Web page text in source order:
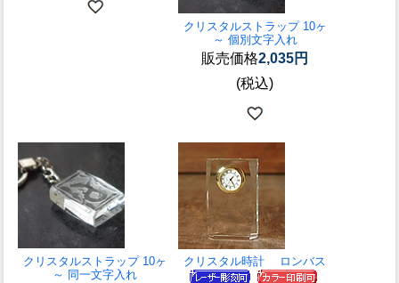
クリスタルストラップ 10ヶ
～ 個別文字入れ
販売価格2,035円
(税込)
クリスタルストラップ 10ヶ
～ 同一文字入れ
クリスタル時計 ロンバス